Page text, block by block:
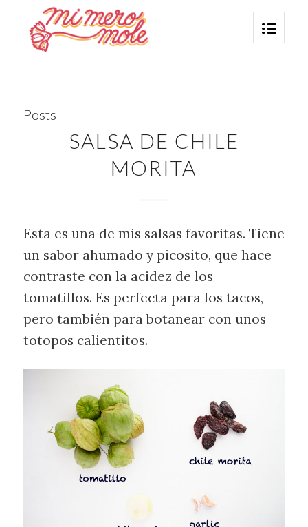
Posts
SALSA DE CHILE
MORITA
Esta es una de mis salsas favoritas. Tiene
un sabor ahumado y picosito, que hace
contraste con la acidez de los
tomatillos. Es perfecta para los tacos,
pero también para botanear con unos
totopos calientitos.